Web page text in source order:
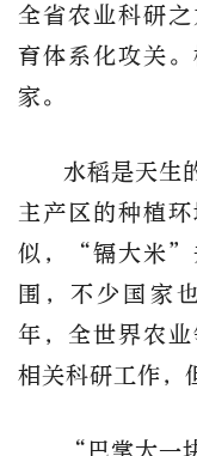
全省农业科研
育体系化攻关
家。
水稻是天生
主产区的种植
似，“镉大米”
围，不少国家
年，全世界农
相关科研工作，